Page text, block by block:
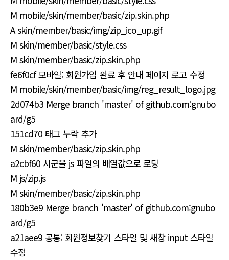
M mobile/skin/member/basic/zip.skin.php
A skin/member/basic/img/zip_ico_up.gif
M skin/member/basic/style.css
M skin/member/basic/zip.skin.php
fe6f0cf 모바일: 회원가입 완료 후 안내 페이지 로고 수정
M mobile/skin/member/basic/img/reg_result_logo.jpg
2d074b3 Merge branch 'master' of github.com:gnubo
ard/g5
151cd70 태그 누락 추가
M skin/member/basic/zip.skin.php
a2cbf60 시군을 js 파일의 배열값으로 로딩
M js/zip.js
M skin/member/basic/zip.skin.php
180b3e9 Merge branch 'master' of github.com:gnubo
ard/g5
a21aee9 공통: 회원정보찾기 스타일 및 새창 input 스타일
수정